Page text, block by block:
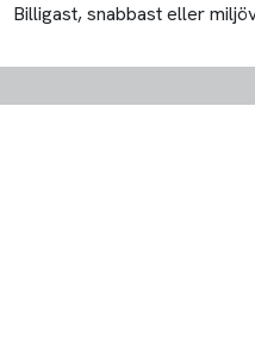
Billigast, snabbast eller